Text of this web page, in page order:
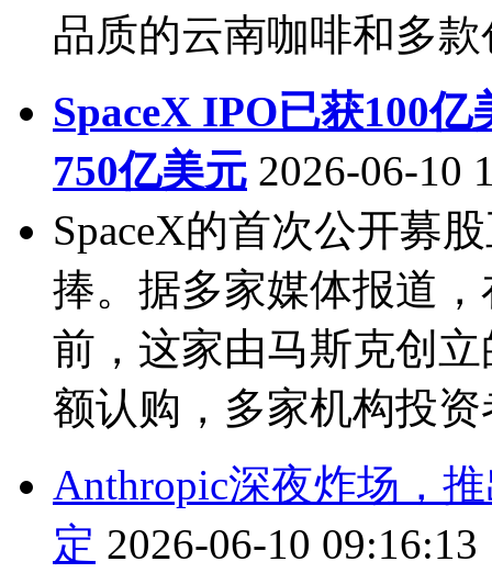
品质的云南咖啡和多款
SpaceX IPO已获100
750亿美元 2026-06-10
SpaceX的首次公开募
捧。据多家媒体报道
前，这家由马斯克创
额认购，多家机构投资
Anthropic深夜炸场，
定 2026-06-10 09:16:13